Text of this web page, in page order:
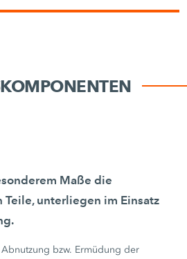
Maße die
unterliegen im Einsatz
bzw. Ermüdung der